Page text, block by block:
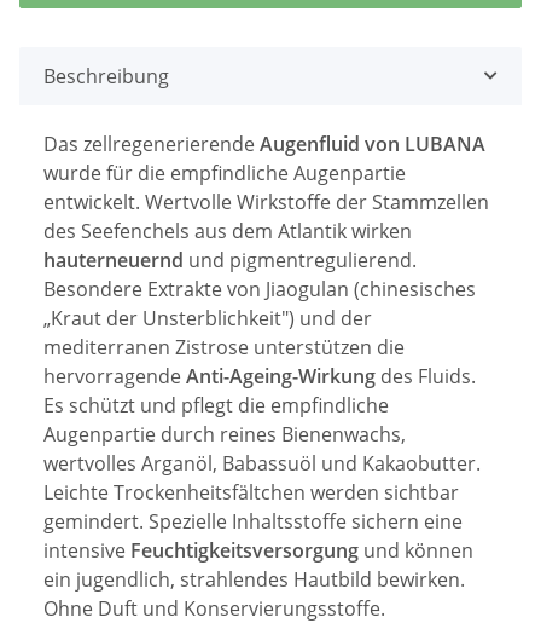
Beschreibung
Das zellregenerierendeAugenfluid von LUBANA
wurde für die empfindliche Augenpartie
entwickelt. Wertvolle Wirkstoffe der Stammzellen
des Seefenchels aus dem Atlantik wirken
hauterneuernd und pigmentregulierend.
Besondere Extrakte von Jiaogulan (chinesisches
„Kraut der Unsterblichkeit") und der
mediterranen Zistrose unterstützen die
hervorragendeAnti-Ageing-Wirkung des Fluids.
Es schützt und pflegt die empfindliche
Augenpartie durch reines Bienenwachs,
wertvolles Arganöl, Babassuöl und Kakaobutter.
Leichte Trockenheitsfältchen werden sichtbar
gemindert. Spezielle Inhaltsstoffe sichern eine
intensive Feuchtigkeitsversorgung und können
ein jugendlich, strahlendes Hautbild bewirken.
Ohne Duft und Konservierungsstoffe.